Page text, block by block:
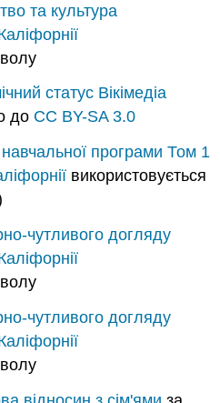
та культура
статус Вікімедіа
до CC BY-SA 3.0
програми Том 1
використовується
чутливого догляду
чутливого догляду